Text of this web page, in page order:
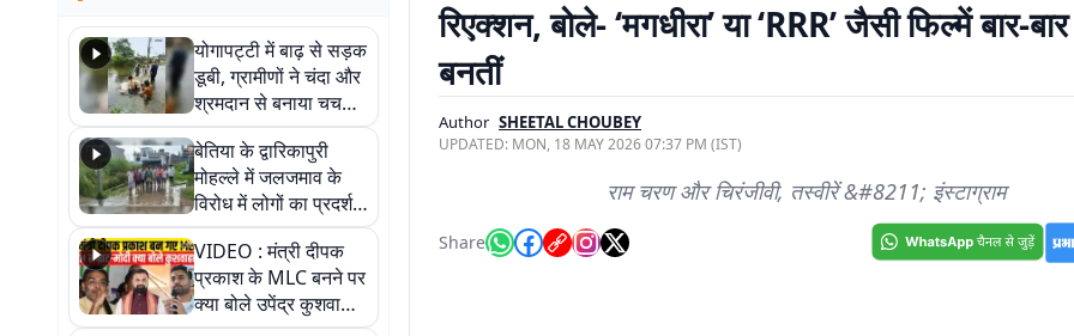
योगापट्टी में बाढ़ से सड़क
डूबी, ग्रामीणों ने चंदा और
श्रमदान से बनाया चचरी
पुल
बेतिया के द्वारिकापुरी
मोहल्ले में जलजमाव के
विरोध में लोगों का प्रदर्शन,
स्थायी समाधान की मांग
VIDEO : मंत्री दीपक
प्रकाश के MLC बनने पर
क्या बोले उपेंद्र कुशवाहा,
सुनिए
रिएक्शन, बोले- ‘मगधीरा’ या ‘RRR’ जैसी फिल्में बार-
बनतीं
Author SHEETAL CHOUBEY
UPDATED: MON, 18 MAY 2026 07:37 PM (IST)
राम चरण और चिरंजीवी, तस्वीरें &#8211; इंस्टाग्राम
Share